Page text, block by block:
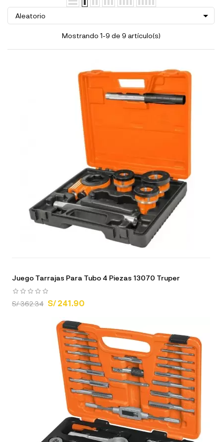
Aleatorio 
Mostrando 1-9 de 9 artículo(s)
Juego Tarrajas Para Tubo 4 Piezas 13070 Truper
S/ 362.34 S/ 241.90